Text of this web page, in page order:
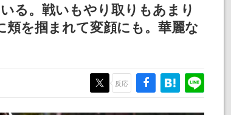
る。戦いもやり取りもあまり
を掴まれて変顔にも。華麗な
反応